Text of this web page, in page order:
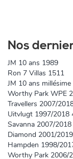
Nos
JM 10 ans 1989
Ron 7 Villas 1511
JM 10 ans
Worthy Park WPE
Travellers 2007/
Uitvlugt 1997/2018
Savanna 2007/
Diamond 2001/
Hampden 1998/
Worthy Park 2006/